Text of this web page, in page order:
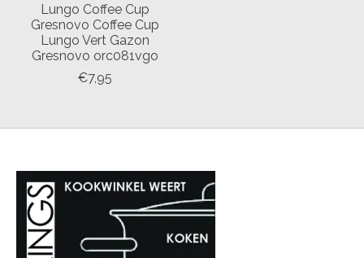
Lungo Coffee Cup
Gresnovo Coffee Cup
Lungo Vert Gazon
Gresnovo orc081vgo
€7,95